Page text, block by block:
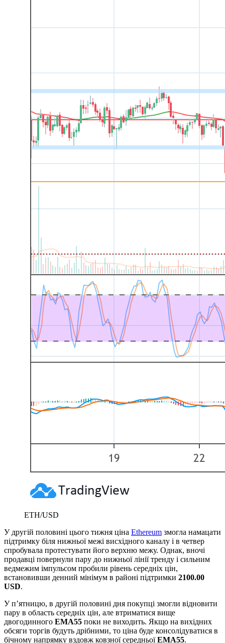
ETH/USD
У другій половині цього тижня ціна Ethereum змогла намацати
підтримку біля нижньої межі висхідного каналу і в четвер
спробувала протестувати його верхню межу. Однак, вночі
продавці повернули пару до нижньої лінії тренду і сильним
ведмежим імпульсом пробили рівень середніх цін,
встановивши денний мінімум в районі підтримки 2100.00
USD.
У п’ятницю, в другій половині дня покупці змогли відновити
пару в область середніх цін, але втриматися вище
двогодинного EMA55 поки не виходить. Якщо на вихідних
обсяги торгів будуть дрібними, то ціна буде консолідуватися в
бічному напрямку вздовж ковзної середньоїEMA55.